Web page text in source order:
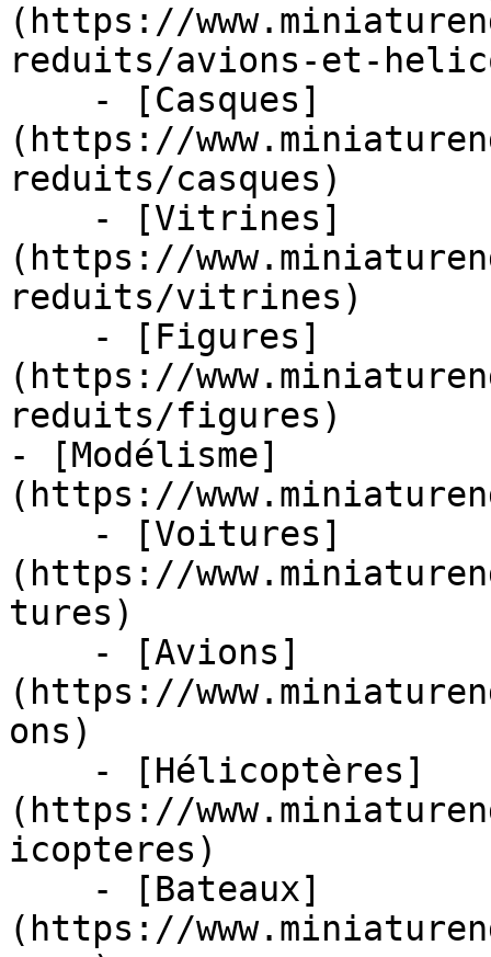
(https://
reduits/avions-et-
(https://
reduits/casques)
(https://
reduits/vitrines)
(https://
reduits/figures)
- [Modélisme]
(https://
(https://
tures)
(https://
ons)
(https://
icopteres)
(https://